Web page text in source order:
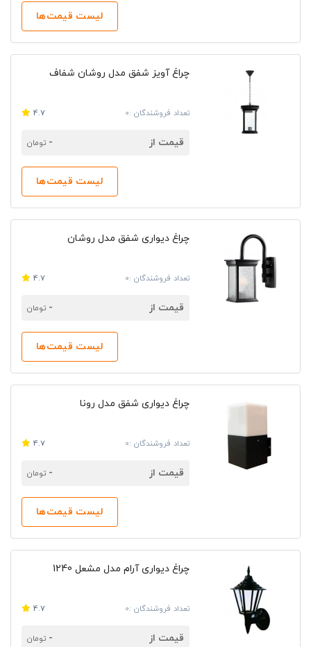
لیست قیمت‌ها
چراغ آویز شفق مدل روشان شفاف
تعداد فروشندگان :0 4.7
قیمت از - تومان
لیست قیمت‌ها
چراغ دیواری شفق مدل روشان
تعداد فروشندگان :0 4.7
قیمت از - تومان
لیست قیمت‌ها
چراغ دیواری شفق مدل رونا
تعداد فروشندگان :0 4.7
قیمت از - تومان
لیست قیمت‌ها
چراغ دیواری آرام مدل مشعل 1240
تعداد فروشندگان :0 4.7
قیمت از - تومان